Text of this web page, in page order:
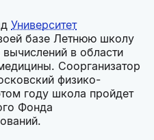
Университет
базе Летнюю школу
в области
Соорганизатор
физико-
году школа пройдет
Фонда